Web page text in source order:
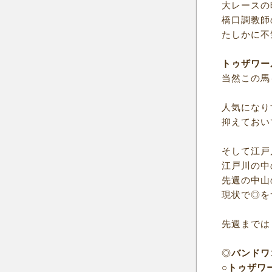
大レース
橋口調教
たしかに
トゥザワ
当然この
人気にな
抑えてお
そして江
江戸川の
先週の中
現状で◎を
先週までは
◎バンド
○ トゥザワ